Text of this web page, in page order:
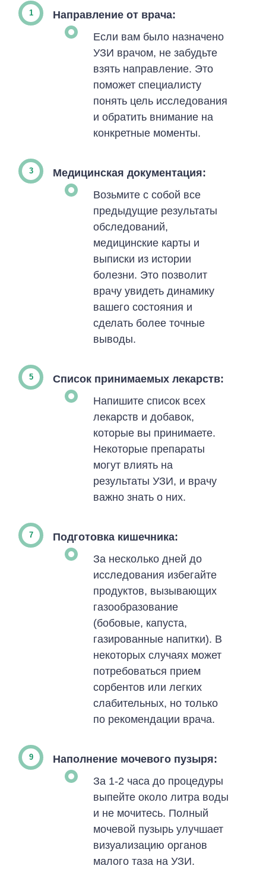
Направление от врача:
Если вам было назначено
УЗИ врачом, не забудьте
взять направление. Это
поможет специалисту
понять цель исследования
и обратить внимание на
конкретные моменты.
Медицинская документация:
Возьмите с собой все
предыдущие результаты
обследований,
медицинские карты и
выписки из истории
болезни. Это позволит
врачу увидеть динамику
вашего состояния и
сделать более точные
выводы.
Список принимаемых лекарств:
Напишите список всех
лекарств и добавок,
которые вы принимаете.
Некоторые препараты
могут влиять на
результаты УЗИ, и врачу
важно знать о них.
Подготовка кишечника:
За несколько дней до
исследования избегайте
продуктов, вызывающих
газообразование
(бобовые, капуста,
газированные напитки). В
некоторых случаях может
потребоваться прием
сорбентов или легких
слабительных, но только
по рекомендации врача.
Наполнение мочевого пузыря:
За 1-2 часа до процедуры
выпейте около литра воды
и не мочитесь. Полный
мочевой пузырь улучшает
визуализацию органов
малого таза на УЗИ.